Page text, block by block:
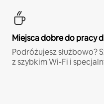
Miejsca dobre do pracy
Podróżujesz służbowo?
z szybkim Wi-Fi i